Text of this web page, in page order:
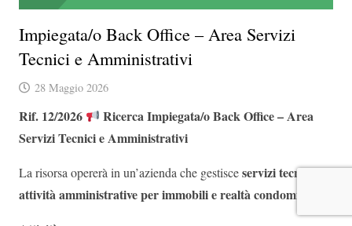
Impiegata/o Back Office – Area Servizi
Tecnici e Amministrativi
28 Maggio 2026
Rif. 12/2026 RicercaImpiegata/o Back Office – Area
Servizi Tecnici e Amministrativi
La risorsa opererà in un’azienda che gestisceservizi tecnici e
attività amministrative per immobili e realtà condominiali